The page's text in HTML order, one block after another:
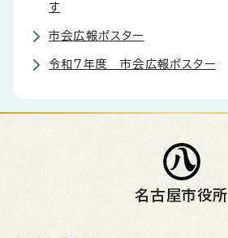
す
市会広報ポスター
令和7年度 市会広報ポスター
名古屋市役所